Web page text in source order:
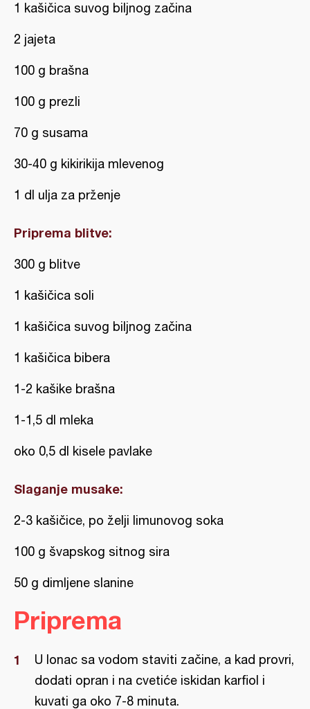
1 kašičica suvog biljnog začina
2 jajeta
100 g brašna
100 g prezli
70 g susama
30-40 g kikirikija mlevenog
1 dl ulja za prženje
Priprema blitve:
300 g blitve
1 kašičica soli
1 kašičica suvog biljnog začina
1 kašičica bibera
1-2 kašike brašna
1-1,5 dl mleka
oko 0,5 dl kisele pavlake
Slaganje musake:
2-3 kašičice, po želji limunovog soka
100 g švapskog sitnog sira
50 g dimljene slanine
Priprema
U lonac sa vodom staviti začine, a kad provri,
dodati opran i na cvetiće iskidan karfiol i
kuvati ga oko 7-8 minuta.